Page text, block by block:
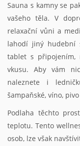
Sauna s kamny se
vašeho těla. V
relaxační vůni a
lahodí jiný hudební
tablet s připojením,
vkusu. Aby vám
naleznete i
šampaňské, víno,
Podlaha těchto
teplotu. Tento
osob, lze však